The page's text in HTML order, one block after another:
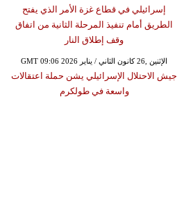
إسرائيلي في قطاع غزة الأمر الذي يفتح
الطريق أمام تنفيذ المرحلة الثانية من اتفاق
وقف إطلاق النار
GMT 09:06 2026 الإثنين ,26 كانون الثاني / يناير
جيش الاحتلال الإسرائيلي يشن حملة اعتقالات
واسعة في طولكرم